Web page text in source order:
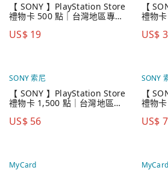
【 SONY 】PlayStation Store
禮物卡 500 點｜台灣地區專用
US$ 19
【
禮物
US$
SONY 索尼
【 SONY 】PlayStation Store
禮物卡 1,500 點｜台灣地區專
US$ 56
SONY
【
禮物
US$
MyCard MyCard